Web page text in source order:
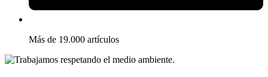
Más de 19.000 artículos